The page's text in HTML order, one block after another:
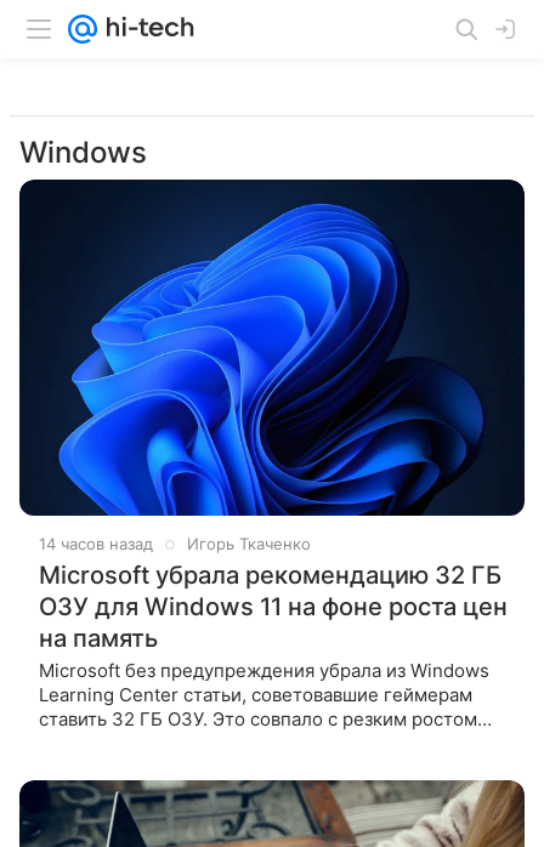
Windows
14 часов назад Игорь Ткаченко
Microsoft убрала рекомендацию 32 ГБ
ОЗУ для Windows 11 на фоне роста цен
на память
Microsoft без предупреждения убрала из Windows
Learning Center статьи, советовавшие геймерам
ставить 32 ГБ ОЗУ. Это совпало с резким ростом